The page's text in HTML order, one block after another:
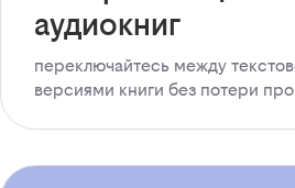
аудиокниг
переключайтесь между
версиями книги без потери